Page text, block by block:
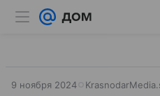
9 ноября 2024